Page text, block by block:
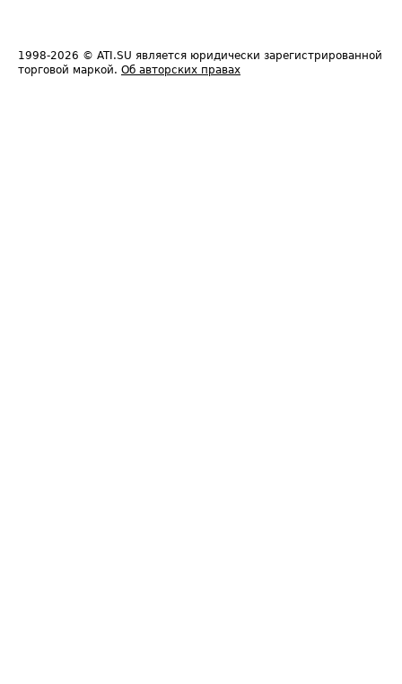
1998-2026 © ATI.SU является юридически зарегистрированной
торговой маркой. Об авторских правах